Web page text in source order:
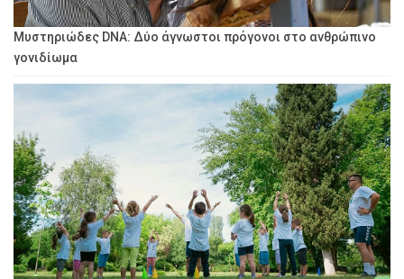
Μυστηριώδες DNA: Δύο άγνωστοι πρόγονοι στο ανθρώπινο
γονιδίωμα